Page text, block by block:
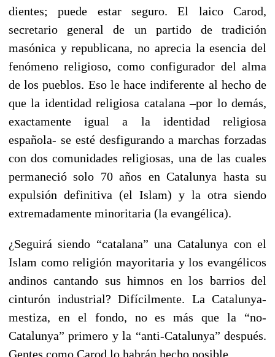
dientes; puede estar seguro. El laico Carod,
secretario general de un partido de tradición
masónica y republicana, no aprecia la esencia del
fenómeno religioso, como configurador del alma
de los pueblos. Eso le hace indiferente al hecho de
que la identidad religiosa catalana –por lo demás,
exactamente igual a la identidad religiosa
española- se esté desfigurando a marchas forzadas
con dos comunidades religiosas, una de las cuales
permaneció solo 70 años en Catalunya hasta su
expulsión definitiva (el Islam) y la otra siendo
extremadamente minoritaria (la evangélica).
¿Seguirá siendo “catalana” una Catalunya con el
Islam como religión mayoritaria y los evangélicos
andinos cantando sus himnos en los barrios del
cinturón industrial? Difícilmente. La Catalunya-
mestiza, en el fondo, no es más que la “no-
Catalunya” primero y la “anti-Catalunya” después.
Gentes como Carod lo habrán hecho posible.